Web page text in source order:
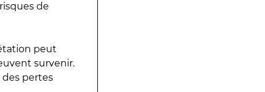
de
peut
survenir.
pertes